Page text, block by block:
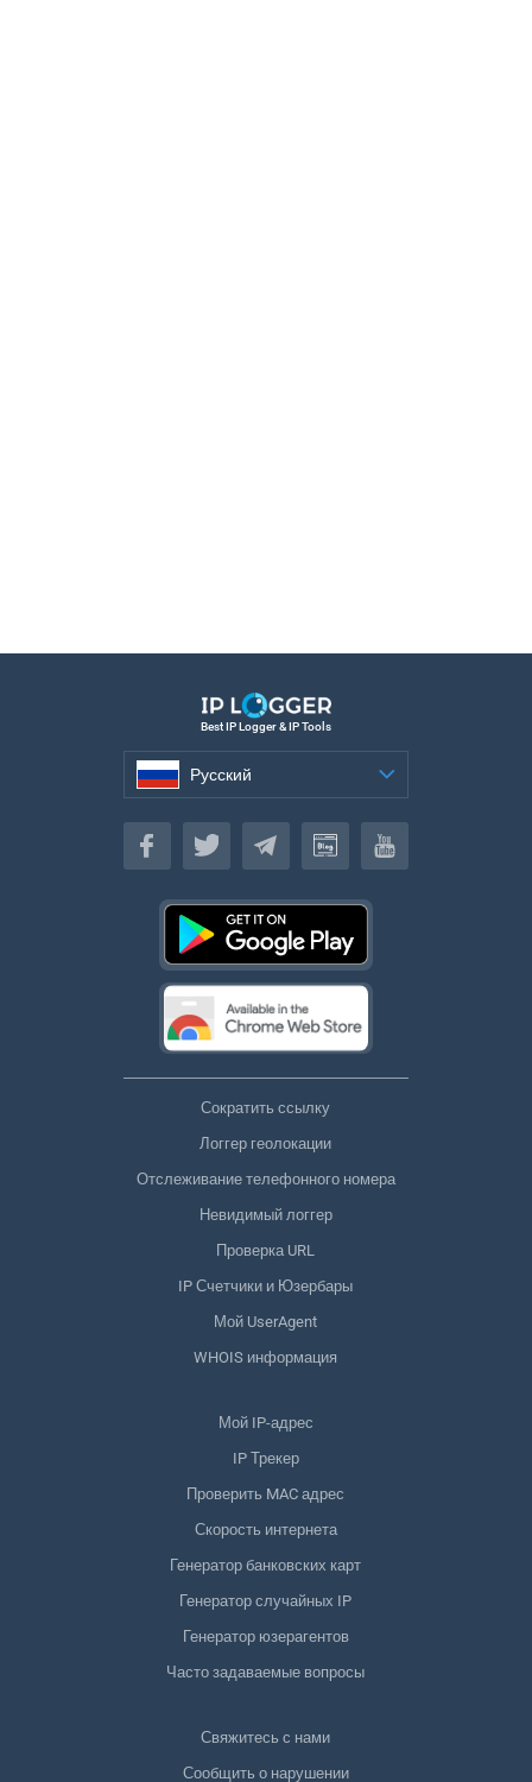
Best IP Logger & IP Tools
Русский
Русский
Сократить ссылку
Логгер геолокации
Отслеживание телефонного номера
Невидимый логгер
Проверка URL
IP Счетчики и Юзербары
Мой UserAgent
WHOIS информация
Мой IP-адрес
IP Трекер
Проверить MAC адрес
Скорость интернета
Генератор банковских карт
Генератор случайных IP
Генератор юзерагентов
Часто задаваемые вопросы
Свяжитесь с нами
Сообщить о нарушении